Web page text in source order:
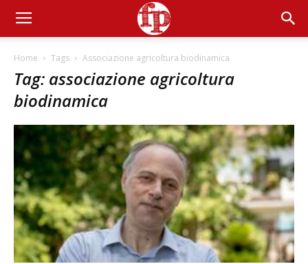
Home Tags Associazione agricoltura biodinamica
Tag: associazione agricoltura
biodinamica